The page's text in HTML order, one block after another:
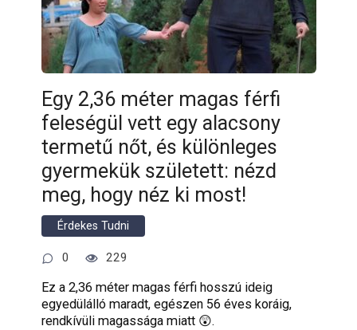
Egy 2,36 méter magas férfi
feleségül vett egy alacsony
termetű nőt, és különleges
gyermekük született: nézd
meg, hogy néz ki most!
Érdekes Tudni
0 229
Ez a 2,36 méter magas férfi hosszú ideig
egyedülálló maradt, egészen 56 éves koráig,
rendkívüli magassága miatt 😲.